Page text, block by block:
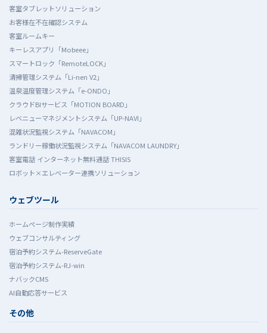
客室タブレットソリューション
お客様在不在確認システム
客室ルームキー
キーレスアプリ「Mobeee」
スマートロック「RemoteLOCK」
清掃管理システム「Li-nen V2」
温泉温度管理システム「e-ONDO」
クラウドBIサービス「MOTION BOARD」
レベニューマネジメントシステム「UP-NAVI」
混雑状況監視システム「NAVACOM」
ランドリー稼働状況監視システム「NAVACOM LAUNDRY」
客室電話 インターネット無料通話 THISIS
ロボット×エレベーター連携ソリューション
ウェブツール
ホームぺージ制作実績
ウェブコンサルティング
宿泊予約システム-ReserveGate
宿泊予約システム-RJ-win
ナバックCMS
AI自動応答サービス
その他